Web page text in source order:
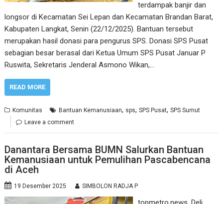
terdampak banjir dan
longsor di Kecamatan Sei Lepan dan Kecamatan Brandan Barat,
Kabupaten Langkat, Senin (22/12/2025). Bantuan tersebut
merupakan hasil donasi para pengurus SPS. Donasi SPS Pusat
sebagian besar berasal dari Ketua Umum SPS Pusat Januar P
Ruswita, Sekretaris Jenderal Asmono Wikan,…
READ MORE
Komunitas Bantuan Kemanusiaan, sps,SPS Pusat,SPS Sumut
Leave a comment
Danantara Bersama BUMN Salurkan Bantuan
Kemanusiaan untuk Pemulihan Pascabencana
di Aceh
19 Desember 2025 SIMBOLON RADJA P